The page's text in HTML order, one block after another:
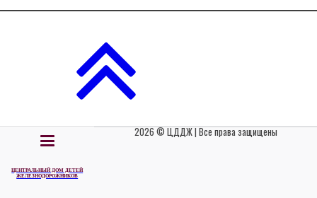
ЦЕНТРАЛЬНЫЙ ДОМ ДЕТЕЙ
ЖЕЛЕЗНОДОРОЖНИКОВ
2026 © ЦДДЖ | Все права защищены